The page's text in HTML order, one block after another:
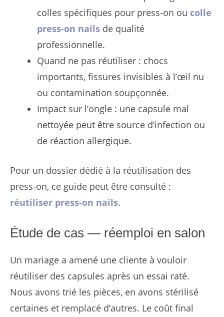
colles spécifiques pour press-on ou colle
press-on nails de qualité
professionnelle.
Quand ne pas réutiliser : chocs
importants, fissures invisibles à l’œil nu
ou contamination soupçonnée.
Impact sur l’ongle : une capsule mal
nettoyée peut être source d’infection ou
de réaction allergique.
Pour un dossier dédié à la réutilisation des
press-on, ce guide peut être consulté :
réutiliser press-on nails.
Étude de cas — réemploi en salon
Un mariage a amené une cliente à vouloir
réutiliser des capsules après un essai raté.
Nous avons trié les pièces, en avons stérilisé
certaines et remplacé d’autres. Le coût final